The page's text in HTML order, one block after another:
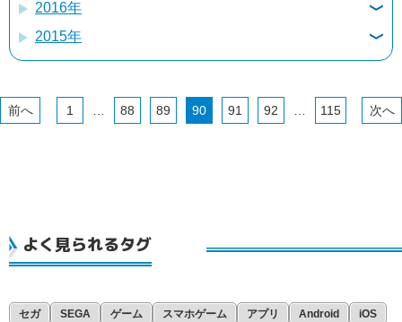
4月
3月
1月
5月
4月
2月
6月
5月
3月
7月
6月
4月
8月
7月
5月
4月
9月
8月
6月
5月
1月
10月
9月
7月
6月
2月
11月
10月
8月
7月
3月
1月
12月
11月
9月
8月
4月
2月
2016年
12月
11月
10月
9月
5月
3月
2015年
12月
11月
10月
1 … 88 89 90 91 92 … 115
よく見られるタグ
セガ SEGA ゲーム スマホゲーム アプリ Android
iOS